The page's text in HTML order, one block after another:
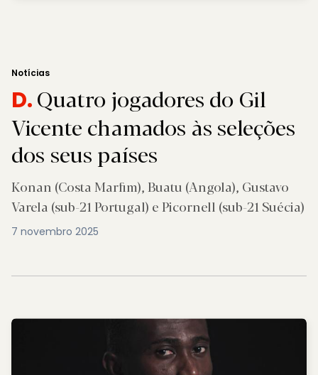
Notícias
D.Quatro jogadores do Gil
Vicente chamados às seleções
dos seus países
Konan (Costa Marfim), Buatu (Angola), Gustavo
Varela (sub-21 Portugal) e Picornell (sub-21 Suécia)
7 novembro 2025